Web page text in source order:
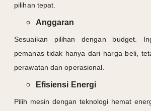
pilihan tepat.
Anggaran
Sesuaikan pilihan dengan budget.
pemanas tidak hanya dari harga beli,
perawatan dan operasional.
Efisiensi Energi
Pilih mesin dengan teknologi hemat